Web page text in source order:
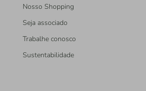
Nosso Shopping
Seja associado
Trabalhe conosco
Sustentabilidade